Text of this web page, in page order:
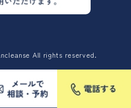
All rights reserved.